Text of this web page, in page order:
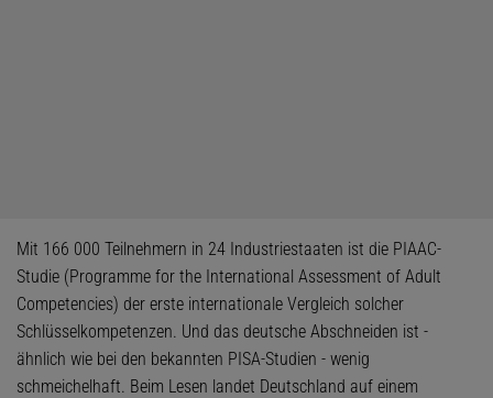
Mit 166 000 Teilnehmern in 24 Industriestaaten ist die PIAAC-
Studie (Programme for the International Assessment of Adult
Competencies) der erste internationale Vergleich solcher
Schlüsselkompetenzen. Und das deutsche Abschneiden ist -
ähnlich wie bei den bekannten PISA-Studien - wenig
schmeichelhaft. Beim Lesen landet Deutschland auf einem